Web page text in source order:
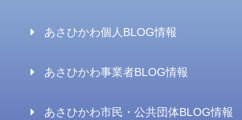
あさひかわ個人BLOG情報
あさひかわ事業者BLOG情報
あさひかわ市民・公共団体BLOG情報